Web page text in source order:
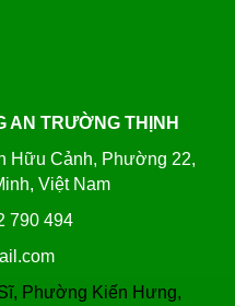
AN TRƯỜNG THỊNH
Hữu Cảnh, Phường 22,
Việt Nam
790 494
Phường Kiến Hưng,